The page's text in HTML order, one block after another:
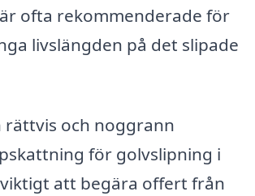
ofta rekommenderade för
livslängden på det slipade
rättvis och noggrann
för golvslipning i
att begära offert från